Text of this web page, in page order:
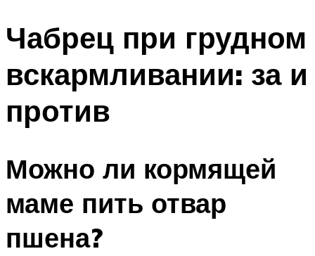
Чабрец при грудном
вскармливании: за и
против
Можно ли кормящей
маме пить отвар
пшена?